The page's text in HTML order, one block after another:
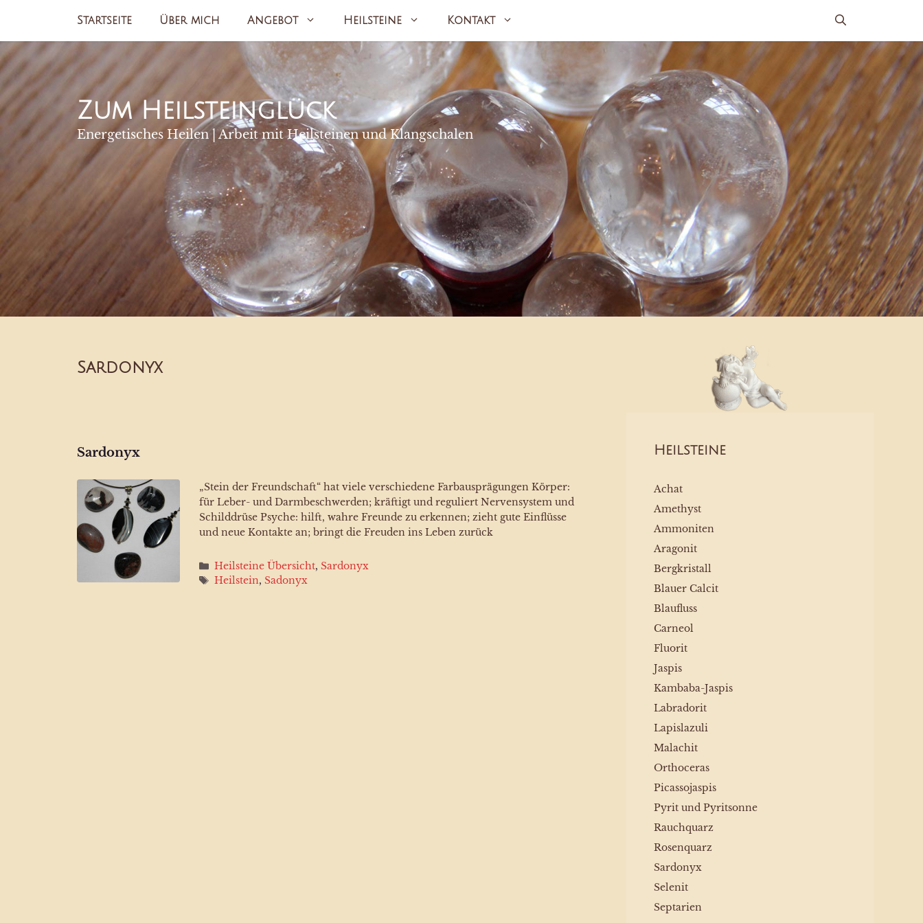
Startseite Über mich Angebot Heilsteine Kontakt
Zum Heilsteinglück
Energetisches Heilen | Arbeit mit Heilsteinen und Klangschalen
Sardonyx
Sardonyx
„Stein der Freundschaft“ hat viele verschiedene Farbausprägungen Körper:
für Leber- und Darmbeschwerden; kräftigt und reguliert Nervensystem und
Schilddrüse Psyche: hilft, wahre Freunde zu erkennen; zieht gute Einflüsse
und neue Kontakte an; bringt die Freuden ins Leben zurück
Kategorien
Heilsteine Übersicht,Sardonyx
Schlagwörter
Heilstein,Sadonyx
Heilsteine
Achat
Amethyst
Ammoniten
Aragonit
Bergkristall
Blauer Calcit
Blaufluss
Carneol
Fluorit
Jaspis
Kambaba-Jaspis
Labradorit
Lapislazuli
Malachit
Orthoceras
Picassojaspis
Pyrit und Pyritsonne
Rauchquarz
Rosenquarz
Sardonyx
Selenit
Septarien